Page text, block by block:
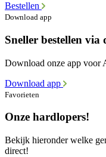
Bestellen
Download app
Sneller bestellen via
Download onze app voor
Download app
Favorieten
Onze hardlopers!
Bekijk hieronder welke
direct!